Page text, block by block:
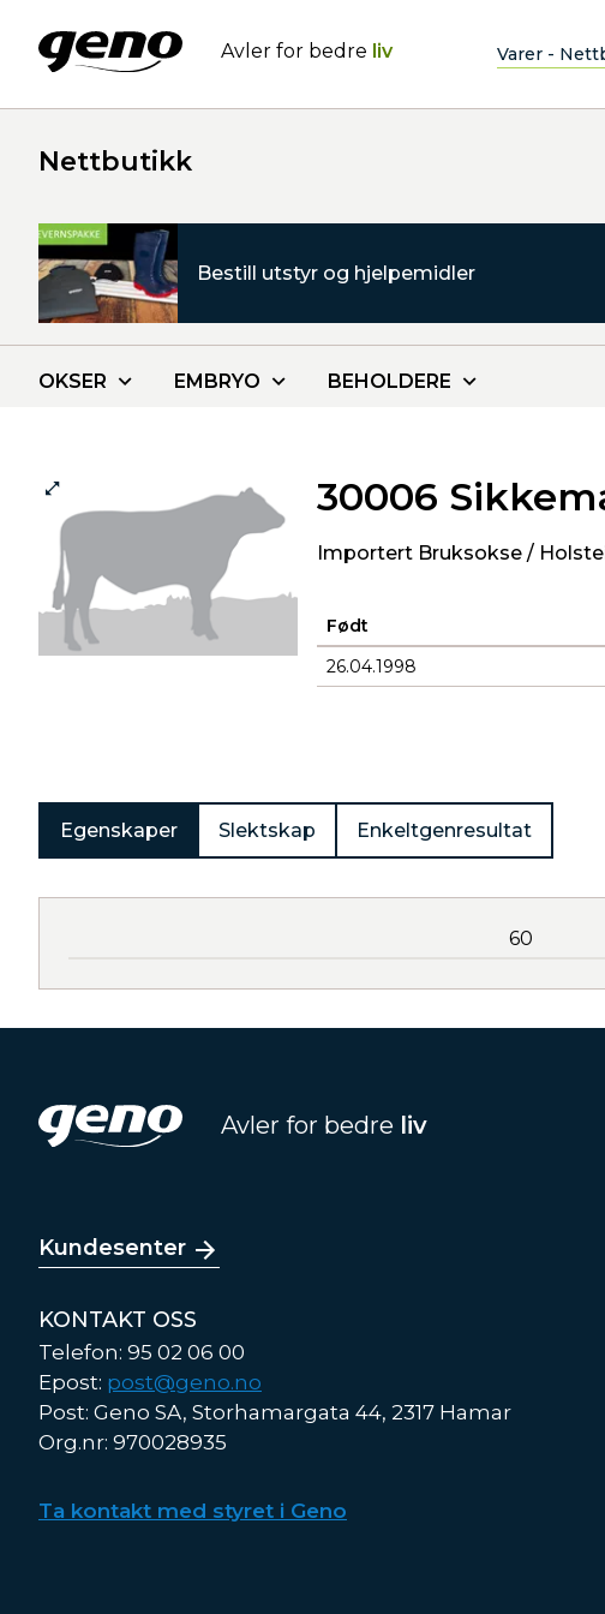
Avler for bedre liv Varer -
Nettbutikk
Bestill utstyr og hjelpemidler
OKSER EMBRYO BEHOLDERE
30006
Importert Bruksokse /
Født
26.04.1998
Egenskaper Slektskap Enkeltgenresultat
60
Avler for bedre liv
Kundesenter
KONTAKT OSS
Telefon: 95 02 06 00
Epost: post@geno.no
Post: Geno SA, Storhamargata 44, 2317 Hamar
Org.nr: 970028935
Ta kontakt med styret i Geno